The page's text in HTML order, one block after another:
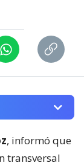
, informó que
transversal